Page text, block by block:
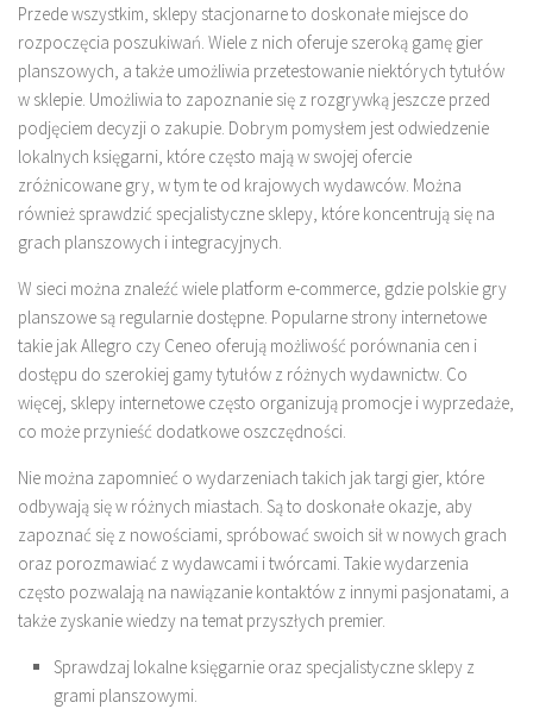
Przede wszystkim, sklepy stacjonarne to doskonałe miejsce do
rozpoczęcia poszukiwań. Wiele z nich oferuje szeroką gamę gier
planszowych, a także umożliwia przetestowanie niektórych tytułów
w sklepie. Umożliwia to zapoznanie się z rozgrywką jeszcze przed
podjęciem decyzji o zakupie. Dobrym pomysłem jest odwiedzenie
lokalnych księgarni, które często mają w swojej ofercie
zróżnicowane gry, w tym te od krajowych wydawców. Można
również sprawdzić specjalistyczne sklepy, które koncentrują się na
grach planszowych i integracyjnych.
W sieci można znaleźć wiele platform e-commerce, gdzie polskie gry
planszowe są regularnie dostępne. Popularne strony internetowe
takie jak Allegro czy Ceneo oferują możliwość porównania cen i
dostępu do szerokiej gamy tytułów z różnych wydawnictw. Co
więcej, sklepy internetowe często organizują promocje i wyprzedaże,
co może przynieść dodatkowe oszczędności.
Nie można zapomnieć o wydarzeniach takich jak targi gier, które
odbywają się w różnych miastach. Są to doskonałe okazje, aby
zapoznać się z nowościami, spróbować swoich sił w nowych grach
oraz porozmawiać z wydawcami i twórcami. Takie wydarzenia
często pozwalają na nawiązanie kontaktów z innymi pasjonatami, a
także zyskanie wiedzy na temat przyszłych premier.
Sprawdzaj lokalne księgarnie oraz specjalistyczne sklepy z
grami planszowymi.